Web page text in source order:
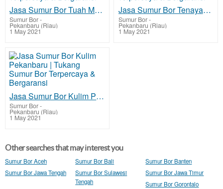
Jasa Sumur Bor Tuah Madani Pekanbaru | Tukang Sumur Bor Terpercaya & Bergaransi
Sumur Bor-
Pekanbaru (Riau)
1 May 2021
Jasa Sumur Bor Tenayan Raya Pekanbaru | Tukang Sumur Bor Terpercaya & Bergaransi
Sumur Bor-
Pekanbaru (Riau)
1 May 2021
Jasa Sumur Bor Kulim Pekanbaru | Tukang Sumur Bor Terpercaya & Bergaransi
Sumur Bor-
Pekanbaru (Riau)
1 May 2021
Other searches that may interest you
Sumur Bor Aceh Sumur Bor Bali
Sumur Bor Banten
Sumur Bor Jawa Tengah
Sumur Bor Sulawesi
Tengah
Sumur Bor Jawa Timur
Sumur Bor Gorontalo